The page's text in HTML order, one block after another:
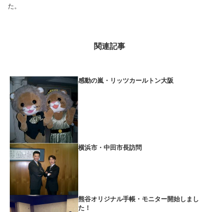
た。
関連記事
感動の嵐・リッツカールトン大阪
横浜市・中田市長訪問
熊谷オリジナル手帳・モニター開始しまし
た！